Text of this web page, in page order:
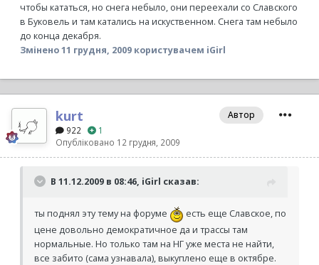
чтобы кататься, но снега небыло, они переехали со Славского
в Буковель и там катались на искуственном. Снега там небыло
до конца декабря.
Змінено11 грудня, 2009 користувачем iGirl
kurt
922
1
Опубліковано 12 грудня, 2009
Автор
В 11.12.2009 в 08:46, iGirl сказав:
ты поднял эту тему на форуме
есть еще Славское, по
цене довольно демократичное да и трассы там
нормальные. Но только там на НГ уже места не найти,
все забито (сама узнавала), выкуплено еще в октябре.